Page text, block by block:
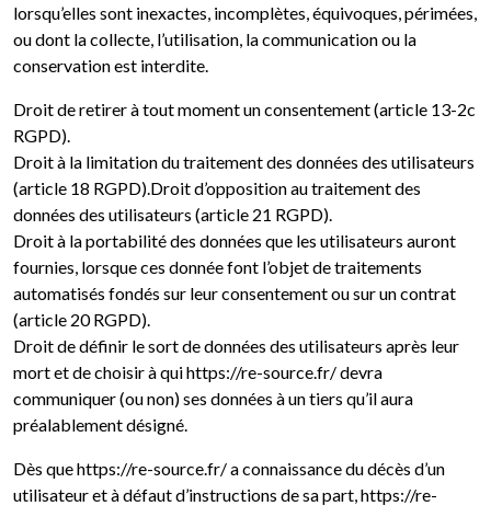
lorsqu’elles sont inexactes, incomplètes, équivoques, périmées,
ou dont la collecte, l’utilisation, la communication ou la
conservation est interdite.
Droit de retirer à tout moment un consentement (article 13-2c
RGPD).
Droit à la limitation du traitement des données des utilisateurs
(article 18 RGPD).Droit d’opposition au traitement des
données des utilisateurs (article 21 RGPD).
Droit à la portabilité des données que les utilisateurs auront
fournies, lorsque ces donnée font l’objet de traitements
automatisés fondés sur leur consentement ou sur un contrat
(article 20 RGPD).
Droit de définir le sort de données des utilisateurs après leur
mort et de choisir à qui https://re-source.fr/ devra
communiquer (ou non) ses données à un tiers qu’il aura
préalablement désigné.
Dès que https://re-source.fr/ a connaissance du décès d’un
utilisateur et à défaut d’instructions de sa part, https://re-